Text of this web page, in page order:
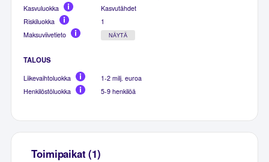
Kasvuluokka
Kasvutähdet
Riskiluokka
1
Maksuviivetieto
NÄYTÄ
TALOUS
Liikevaihtoluokka
1-2 milj. euroa
Henkilöstöluokka
5-9 henkilöä
Toimipaikat (1)